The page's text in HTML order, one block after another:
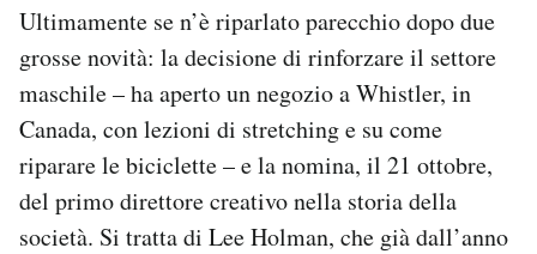
Notifiche mobile
Regala il Post
Hai bisogno di aiuto?
Esci
Ultimamente se n’è riparlato parecchio dopo due
grosse novità: la decisione di rinforzare il settore
maschile – ha aperto un negozio a Whistler, in
Canada, con lezioni di stretching e su come
riparare le biciclette – e la nomina, il 21 ottobre,
del primo direttore creativo nella storia della
società. Si tratta di Lee Holman, che già dall’anno